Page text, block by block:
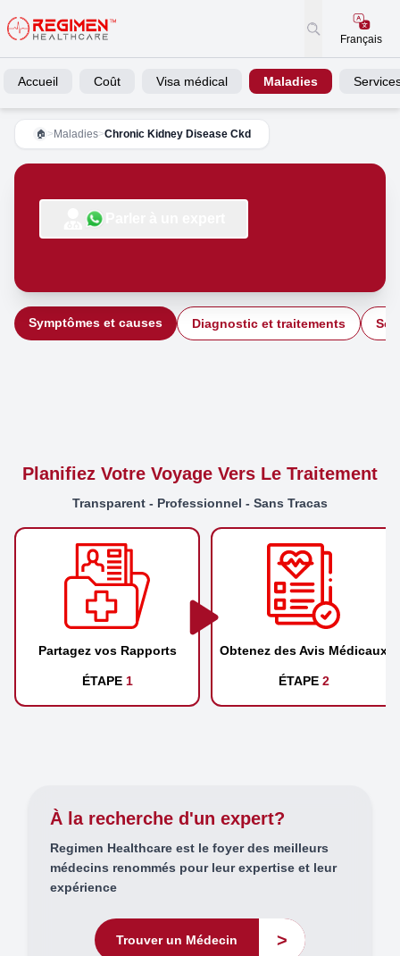
Français
Accueil Coût Visa médical Maladies
🏠 > Maladies>Chronic Kidney Disease Ckd
Symptômes et causes Diagnostic et traitements
Planifiez Votre Voyage Vers Le Traitement
Transparent - Professionnel - Sans Tracas
Partagez vos Rapports
ÉTAPE 1
Obtenez des Avis Médicaux
ÉTAPE 2
À la recherche d'un expert?
Regimen Healthcare est le foyer des meilleurs
médecins renommés pour leur expertise et leur
expérience
Trouver un Médecin >